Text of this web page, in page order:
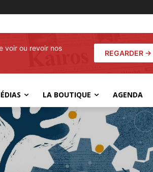
voir ou revoir nos
REGARDER →
LA BOUTIQUE AGENDA